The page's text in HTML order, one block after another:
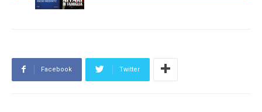
Facebook Twitter